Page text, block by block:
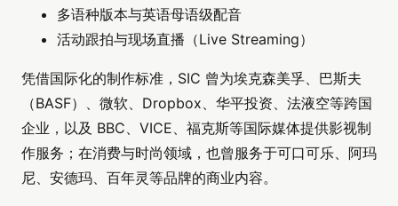
多语种版本与英语母语级配音
活动跟拍与现场直播（Live Streaming）
凭借国际化的制作标准，SIC 曾为埃克森美孚、巴斯夫
（BASF）、微软、Dropbox、华平投资、法液空等跨国
企业，以及 BBC、VICE、福克斯等国际媒体提供影视制
作服务；在消费与时尚领域，也曾服务于可口可乐、阿玛
尼、安德玛、百年灵等品牌的商业内容。